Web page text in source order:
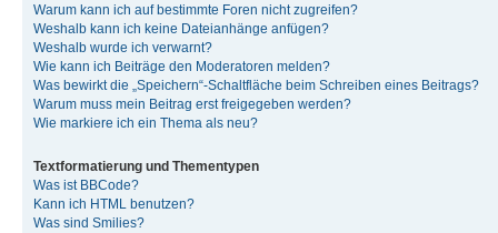
Warum kann ich auf bestimmte Foren nicht zugreifen?
Weshalb kann ich keine Dateianhänge anfügen?
Weshalb wurde ich verwarnt?
Wie kann ich Beiträge den Moderatoren melden?
Was bewirkt die „Speichern“-Schaltfläche beim Schreiben eines Beitrags?
Warum muss mein Beitrag erst freigegeben werden?
Wie markiere ich ein Thema als neu?
Textformatierung und Thementypen
Was ist BBCode?
Kann ich HTML benutzen?
Was sind Smilies?